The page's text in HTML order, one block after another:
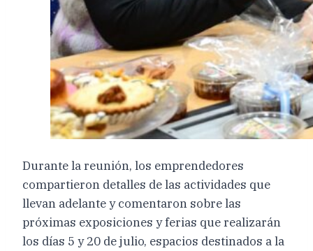
Durante la reunión, los emprendedores
compartieron detalles de las actividades que
llevan adelante y comentaron sobre las
próximas exposiciones y ferias que realizarán
los días 5 y 20 de julio, espacios destinados a la